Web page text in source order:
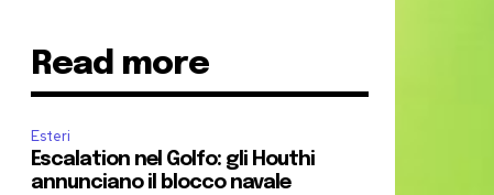
Read more
Esteri
Escalation nel Golfo: gli Houthi
annunciano il blocco navale